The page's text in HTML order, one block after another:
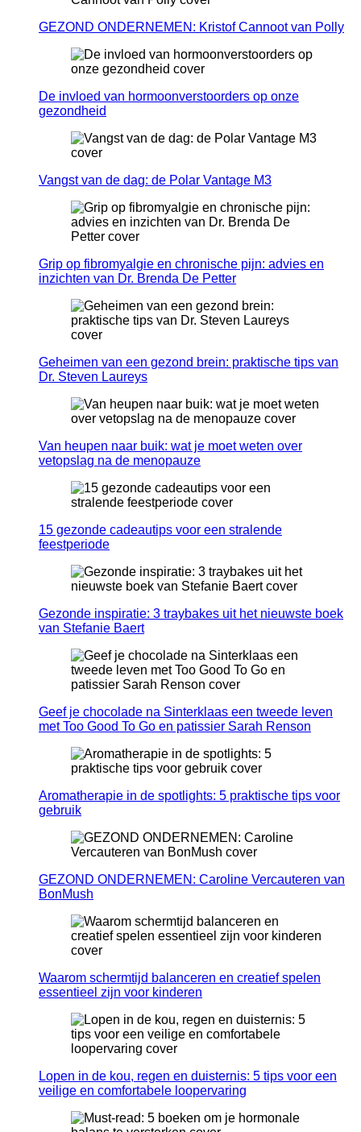
GEZOND ONDERNEMEN: Kristof Cannoot van Polly
De invloed van hormoonverstoorders op onze
gezondheid
Vangst van de dag: de Polar Vantage M3
Grip op fibromyalgie en chronische pijn: advies en
inzichten van Dr. Brenda De Petter
Geheimen van een gezond brein: praktische tips van
Dr. Steven Laureys
Van heupen naar buik: wat je moet weten over
vetopslag na de menopauze
15 gezonde cadeautips voor een stralende
feestperiode
Gezonde inspiratie: 3 traybakes uit het nieuwste boek
van Stefanie Baert
Geef je chocolade na Sinterklaas een tweede leven
met Too Good To Go en patissier Sarah Renson
Aromatherapie in de spotlights: 5 praktische tips voor
gebruik
GEZOND ONDERNEMEN: Caroline Vercauteren van
BonMush
Waarom schermtijd balanceren en creatief spelen
essentieel zijn voor kinderen
Lopen in de kou, regen en duisternis: 5 tips voor een
veilige en comfortabele loopervaring